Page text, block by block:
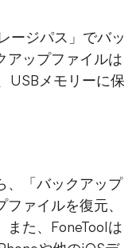
ージパス」でバッ
アップファイルは
USBメモリーに保
、「バックアップ
ァイルを復元、
また、FoneToolは